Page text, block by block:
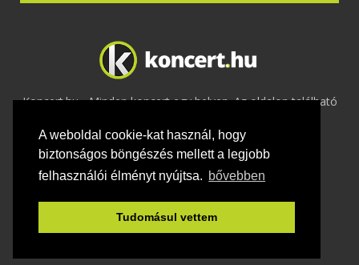
A weboldal cookie-kat használ, hogy
biztonságos böngészés mellett a legjobb
felhasználói élményt nyújtsa. bővebben
Tudomásul vettem
Koncert.hu - Minden koncert egy helyen. Az oldalon található
2020 Adatvédelem-ÁSZF-Felhasználási
feltételek-Webmaster- Kapcsolat és üzenet küldés